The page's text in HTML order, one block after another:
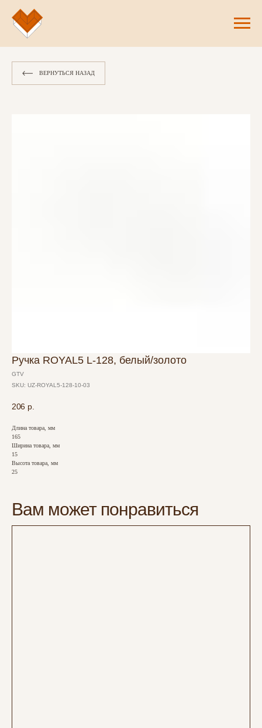
ВЕРНУТЬСЯ НАЗАД
Ручка ROYAL5 L-128, белый/золото
GTV
SKU: UZ-ROYAL5-128-10-03
206 р.
Длина товара, мм
165
Ширина товара, мм
15
Высота товара, мм
25
Вам может понравиться